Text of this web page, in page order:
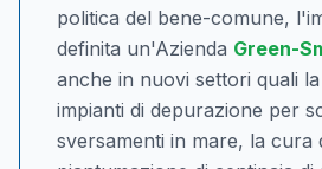
politica del bene-comune,
definita un'Azienda Green-
anche in nuovi settori quali
impianti di depurazione per
sversamenti in mare, la cura